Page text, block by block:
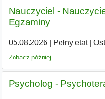
Nauczyciel -
Egzaminy
05.08.2026| Pełny etat|
Zobacz później
Psycholog -